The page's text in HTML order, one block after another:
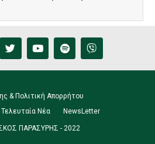
& Πολιτική Απορρήτου
Νέα
NewsLetter
ΠΑΡΑΣΥΡΗΣ - 2022